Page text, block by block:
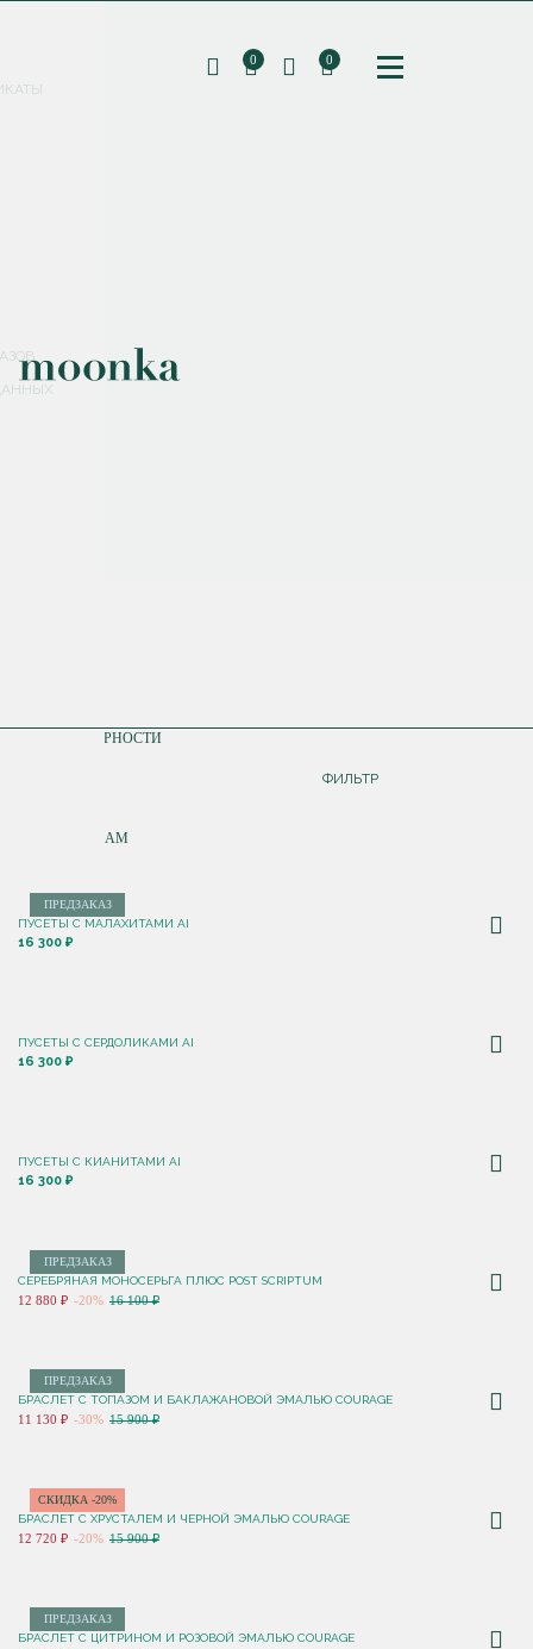
Соглашаюсь с
0 0
ПО ПОПУЛЯРНОСТИ
ПО НОВИНКАМ
ФИЛЬТР
ПРЕДЗАКАЗ
ПУСЕТЫ С МАЛАХИТАМИ AI
16 300 ₽
ПУСЕТЫ С CЕРДОЛИКАМИ AI
16 300 ₽
ПУСЕТЫ С КИАНИТАМИ AI
16 300 ₽
ПРЕДЗАКАЗ
СЕРЕБРЯНАЯ МОНОСЕРЬГА ПЛЮС POST SCRIPTUM
12 880 ₽ -20% 16 100 ₽
ПРЕДЗАКАЗ
БРАСЛЕТ С ТОПАЗОМ И БАКЛАЖАНОВОЙ ЭМАЛЬЮ COURAGE
11 130 ₽ -30% 15 900 ₽
СКИДКА -20%
БРАСЛЕТ С ХРУСТАЛЕМ И ЧЕРНОЙ ЭМАЛЬЮ COURAGE
12 720 ₽ -20% 15 900 ₽
ПРЕДЗАКАЗ
БРАСЛЕТ С ЦИТРИНОМ И РОЗОВОЙ ЭМАЛЬЮ COURAGE